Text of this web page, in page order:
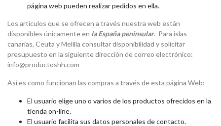
página web pueden realizar pedidos en ella.
Los artículos que se ofrecen a través nuestra web están
disponibles únicamente en la España peninsular. Para islas
canarias, Ceuta y Melilla consultar disponibilidad y solicitar
presupuesto en la siguiente dirección de correo electrónico:
info@productoshh.com
Así es como funcionan las compras a través de esta página Web:
El usuario elige uno o varios de los productos ofrecidos en la
tienda on-line.
El usuario facilita sus datos personales de contacto.